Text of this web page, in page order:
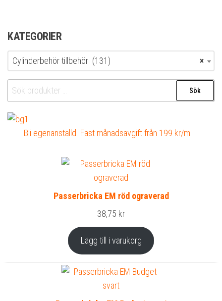
KATEGORIER
×
Cylinderbehör tillbehör (131)
Sök
efter:
Sök
Bli egenanställd. Fast månadsavgift från 199 kr/m
Passerbricka EM röd ograverad
38,75 kr
Lägg till i varukorg